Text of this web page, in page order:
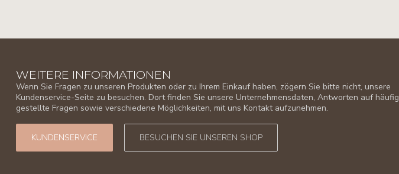
WEITERE INFORMATIONEN
Wenn Sie Fragen zu unseren Produkten oder zu Ihrem Einkauf haben, zögern Sie bitte nicht, unsere
Kundenservice-Seite zu besuchen. Dort finden Sie unsere Unternehmensdaten, Antworten auf häufig
gestellte Fragen sowie verschiedene Möglichkeiten, mit uns Kontakt aufzunehmen.
KUNDENSERVICE BESUCHEN SIE UNSEREN SHOP